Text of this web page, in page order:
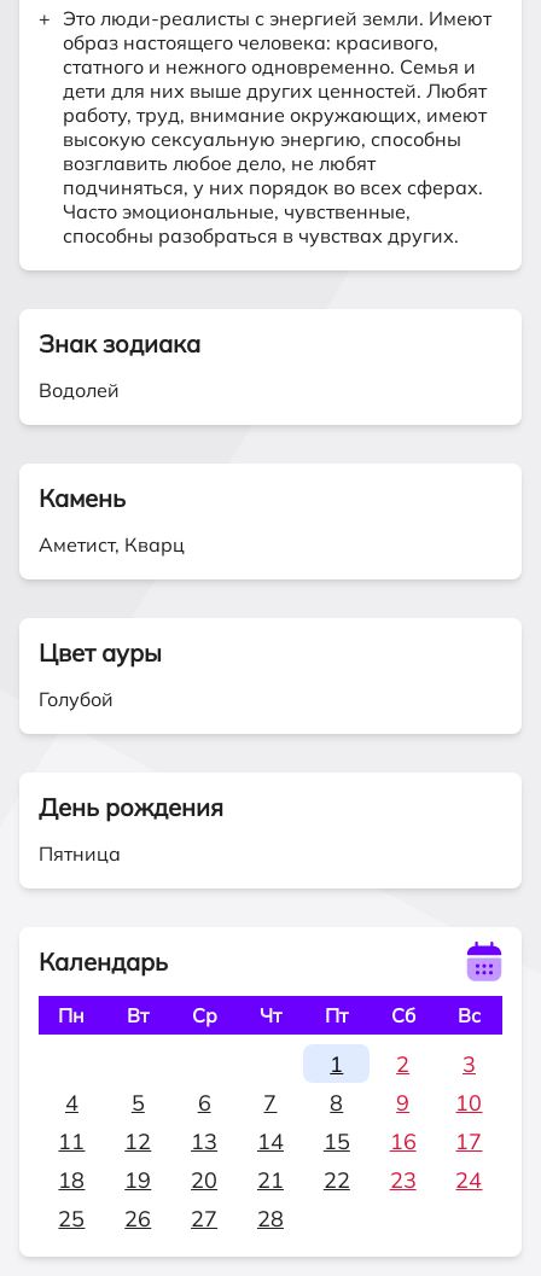
Это люди-реалисты с энергией земли. Имеют
образ настоящего человека: красивого,
статного и нежного одновременно. Семья и
дети для них выше других ценностей. Любят
работу, труд, внимание окружающих, имеют
высокую сексуальную энергию, способны
возглавить любое дело, не любят
подчиняться, у них порядок во всех сферах.
Часто эмоциональные, чувственные,
способны разобраться в чувствах других.
Знак зодиака
Водолей
Камень
Аметист, Кварц
Цвет ауры
Голубой
День рождения
Пятница
Календарь
Пн Вт Ср Чт Пт Сб Вс
1 2
3
4
5 6 7 8 9
10
11
12 13 14 15 16
17
18
19 20 21 22 23
24
25
26 27 28